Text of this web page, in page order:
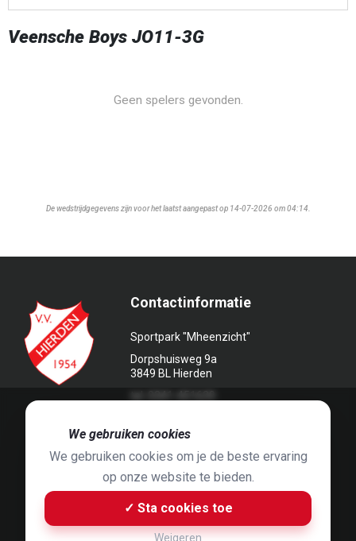
Veensche Boys JO11-3G
Geen spelers gevonden.
De wedstrijdgegevens zijn voor het laatst aangepast op 14-07-2026 om 04:14.
Contactinformatie
Sportpark "Mheenzicht"
Dorpshuisweg 9a
3849 BL Hierden
Jaap Hop & ontwerpen door
Built byBluey B.V.& Jelle de Haan
We gebruiken cookies
We gebruiken cookies om je de beste ervaring
op onze website te bieden.
✓ Sta cookies toe
Weigeren